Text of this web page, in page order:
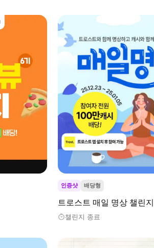
인증샷 배당형
트로스트 매일 명상 챌린
챌린지 종료